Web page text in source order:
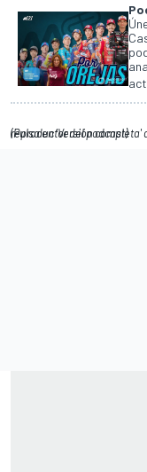
(Pulsa en 'Versión completa' al final el artículo si aquí no te aparece el reproductor del podcast)